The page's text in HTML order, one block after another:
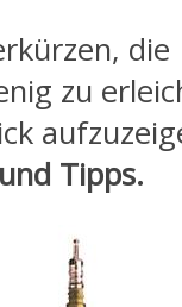
die
zu
Tipps.